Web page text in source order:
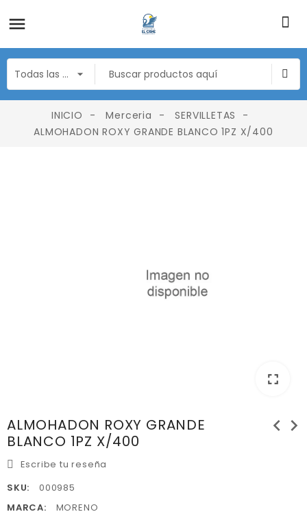
INICIO Merceria
SERVILLETAS
ALMOHADON ROXY GRANDE BLANCO 1PZ X/400
fullscreen
ALMOHADON ROXY GRANDE
BLANCO 1PZ X/400
chevron_left chevron_right
Escribe tu reseña
SKU:
000985
MARCA:
MORENO